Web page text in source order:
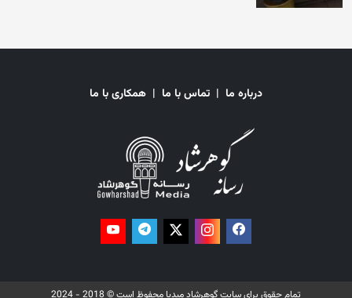
درباره ما | تماس با ما | همکاری با ما
تمام حقوق برای سایت گوهرشاد میدیا محفوظ است © 2018 - 2024